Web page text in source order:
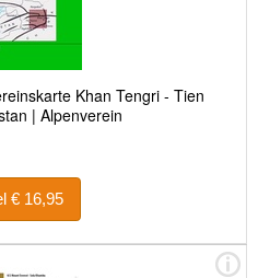
Khan Tengri - Tien
| Alpenverein
Bestel € 16,95